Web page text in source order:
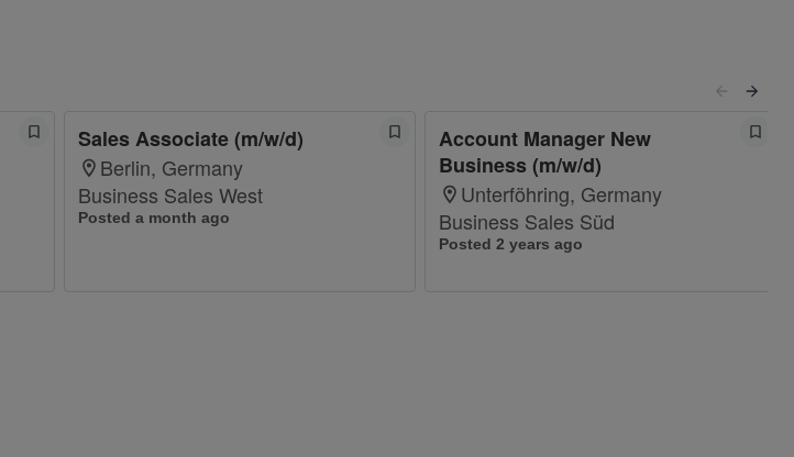
Sales Associate (m/w/d)
Berlin, Germany
Business Sales West
Posted a month ago
Account Manager New
Business (m/w/d)
Unterföhring, Germany
Business Sales Süd
Posted 2 years ago